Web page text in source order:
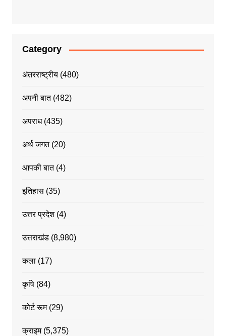
Category
अंतरराष्ट्रीय(480)
अपनी बात(482)
अपराध(435)
अर्थ जगत(20)
आपकी बात(4)
इतिहास(35)
उत्तर प्रदेश(4)
उत्तराखंड(8,980)
कला(17)
कृषि(84)
कोर्ट रूम(29)
क्राइम(5,375)